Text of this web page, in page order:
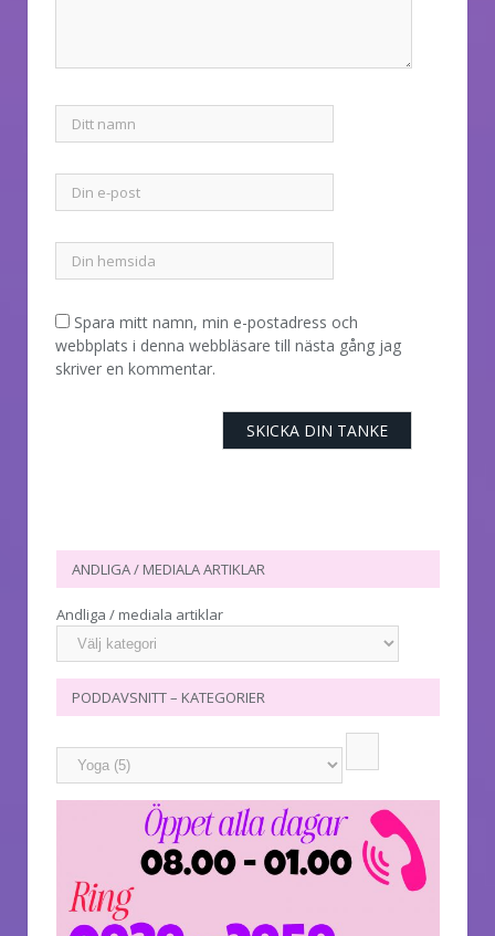
Spara mitt namn, min e-postadress och
webbplats i denna webbläsare till nästa gång jag
skriver en kommentar.
ANDLIGA / MEDIALA ARTIKLAR
Andliga / mediala artiklar
PODDAVSNITT – KATEGORIER